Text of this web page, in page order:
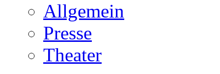
Allgemein
Presse
Theater